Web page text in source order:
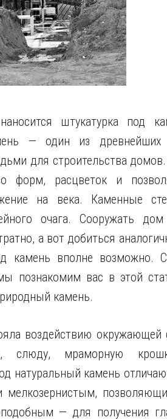
штукатурка под
— один из древнейших
для строительства
форм, расцветок и
на века. Каменные
очага. Сооружать
а вот добиться
камень вполне возможно.
познакомим вас в этой
камень.
воздействию окружающей
слюду, мраморную
натуральный камень
— для получения